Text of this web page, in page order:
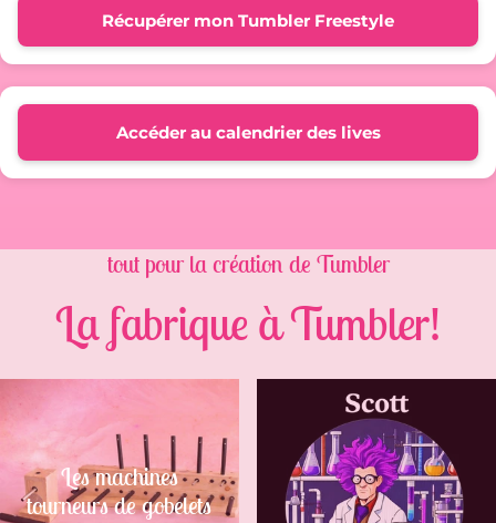
Récupérer mon Tumbler Freestyle
Accéder au calendrier des lives
tout pour la création de Tumbler
La fabrique à Tumbler!
Les machines
tourneurs de gobelets